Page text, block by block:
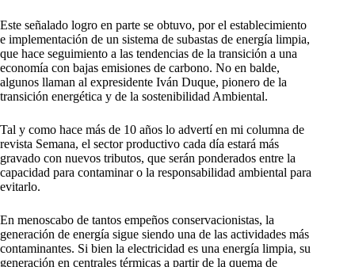
Este señalado logro en parte se obtuvo, por el establecimiento
e implementación de un sistema de subastas de energía limpia,
que hace seguimiento a las tendencias de la transición a una
economía con bajas emisiones de carbono. No en balde,
algunos llaman al expresidente Iván Duque, pionero de la
transición energética y de la sostenibilidad Ambiental.
Tal y como hace más de 10 años lo advertí en mi columna de
revista Semana, el sector productivo cada día estará más
gravado con nuevos tributos, que serán ponderados entre la
capacidad para contaminar o la responsabilidad ambiental para
evitarlo.
En menoscabo de tantos empeños conservacionistas, la
generación de energía sigue siendo una de las actividades más
contaminantes. Si bien la electricidad es una energía limpia, su
generación en centrales térmicas a partir de la quema de